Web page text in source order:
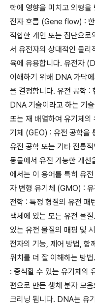
학에 영향을 미치고 외형
전자 흐름 (Gene flow) :
적합한 개인 또는 집단으로
서 유전자의 상대적인 물
육에 유용합니다. 유전자
이해하기 위해 DNA 가닥
을 결정합니다. 유전 공학 :
DNA 기술이라고 하는 기
또는 재 배열하여 유기체
기체 (GEO) : 유전 공학을
유전 공학 또는 기타 전통
동물에서 유전 가능한 개
에서는 이 용어를 특히 유
자 변형 유기체 (GMO) :
전학 : 특정 형질의 유전 패
색체에 있는 모든 유전 물
있는 유전 물질의 매핑 및
전자의 기능, 제어 방법, 함
위치를 더 잘 이해하는 방
: 증식할 수 있는 유기체의
편으로 만든 생체 분자 모
크리닝 됩니다. DNA는 유